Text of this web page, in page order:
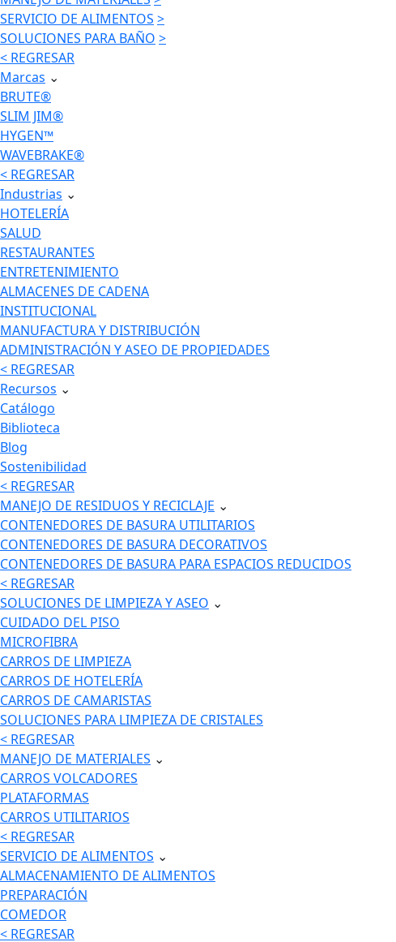
SERVICIO DE ALIMENTOS >
SOLUCIONES PARA BAÑO >
< REGRESAR
Marcas ⌄
BRUTE®
SLIM JIM®
HYGEN™
WAVEBRAKE®
< REGRESAR
Industrias ⌄
HOTELERÍA
SALUD
RESTAURANTES
ENTRETENIMIENTO
ALMACENES DE CADENA
INSTITUCIONAL
MANUFACTURA Y DISTRIBUCIÓN
ADMINISTRACIÓN Y ASEO DE PROPIEDADES
< REGRESAR
Recursos ⌄
Catálogo
Biblioteca
Blog
Sostenibilidad
< REGRESAR
MANEJO DE RESIDUOS Y RECICLAJE ⌄
CONTENEDORES DE BASURA UTILITARIOS
CONTENEDORES DE BASURA DECORATIVOS
CONTENEDORES DE BASURA PARA ESPACIOS REDUCIDOS
< REGRESAR
SOLUCIONES DE LIMPIEZA Y ASEO ⌄
CUIDADO DEL PISO
MICROFIBRA
CARROS DE LIMPIEZA
CARROS DE HOTELERÍA
CARROS DE CAMARISTAS
SOLUCIONES PARA LIMPIEZA DE CRISTALES
< REGRESAR
MANEJO DE MATERIALES ⌄
CARROS VOLCADORES
PLATAFORMAS
CARROS UTILITARIOS
< REGRESAR
SERVICIO DE ALIMENTOS ⌄
ALMACENAMIENTO DE ALIMENTOS
PREPARACIÓN
COMEDOR
< REGRESAR